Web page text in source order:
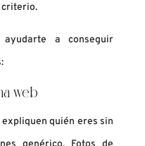
criterio.
a conseguir
web
quién eres sin